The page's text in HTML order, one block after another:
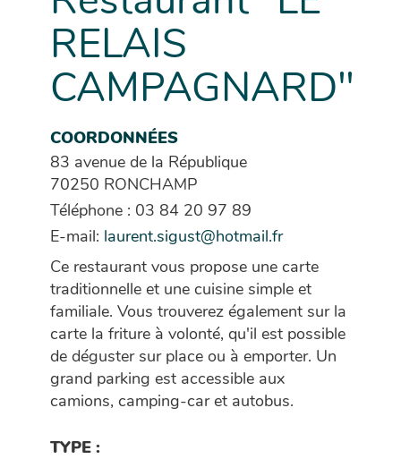
RELAIS
CAMPAGNARD"
COORDONNÉES
83 avenue de la République
70250 RONCHAMP
Téléphone : 03 84 20 97 89
E-mail: laurent.sigust@hotmail.fr
Ce restaurant vous propose une carte
traditionnelle et une cuisine simple et
familiale. Vous trouverez également sur la
carte la friture à volonté, qu'il est possible
de déguster sur place ou à emporter. Un
grand parking est accessible aux
camions, camping-car et autobus.
TYPE :